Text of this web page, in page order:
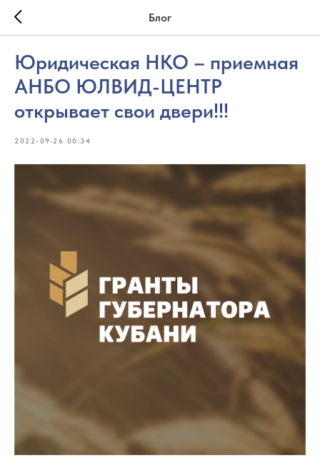
Блог
Юридическая НКО – приемная
АНБО ЮЛВИД-ЦЕНТР
открывает свои двери!!!
2022-09-26 00:34